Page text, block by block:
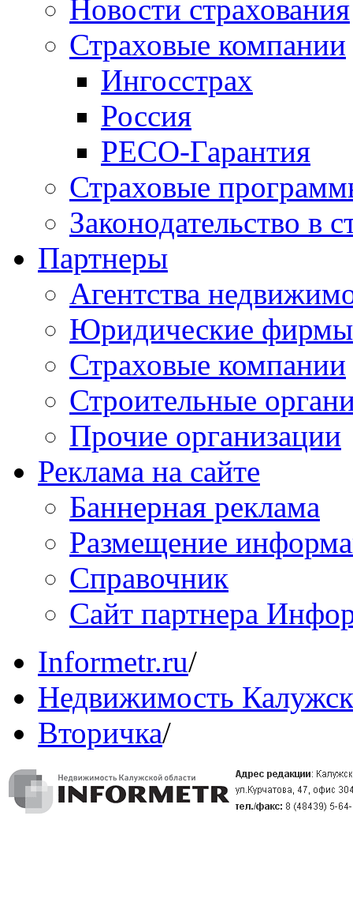
Новости страхования
Страховые компании
Ингосстрах
Россия
РЕСО-Гарантия
Страховые
Законодательство в
Партнеры
Агентства
Юридические фирмы
Страховые компании
Строительные
Прочие организации
Реклама на сайте
Баннерная реклама
Размещение
Справочник
Сайт партнера
Informetr.ru/
Недвижимость
Вторичка/